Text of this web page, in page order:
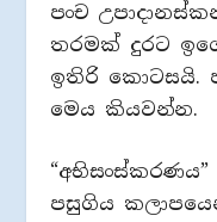
පංච
තරමක් දුරට
ඉතිරි කොටසයි.
මෙය කියවන්න.
පසුගිය